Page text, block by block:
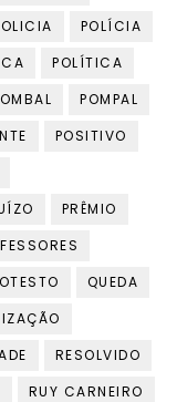
POLÍCIA
POLÍTICA
POMPAL
POSITIVO
PRÊMIO
QUEDA
RESOLVIDO
RUY CARNEIRO